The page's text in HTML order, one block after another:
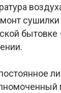
бытовке